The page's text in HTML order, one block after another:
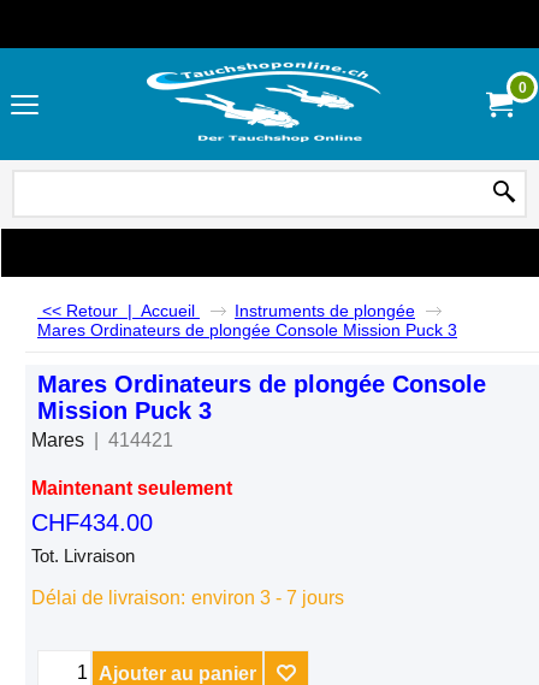
0
<< Retour | Accueil
Instruments de plongée
Mares Ordinateurs de plongée Console Mission Puck 3
Mares Ordinateurs de plongée Console
Mission Puck 3
Mares 414421
Maintenant seulement
CHF434.00
Tot. Livraison
Délai de livraison: environ 3 - 7 jours
Ajouter au panier